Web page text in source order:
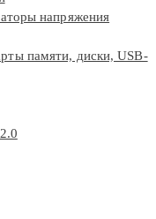
напряжения
памяти, диски, USB-